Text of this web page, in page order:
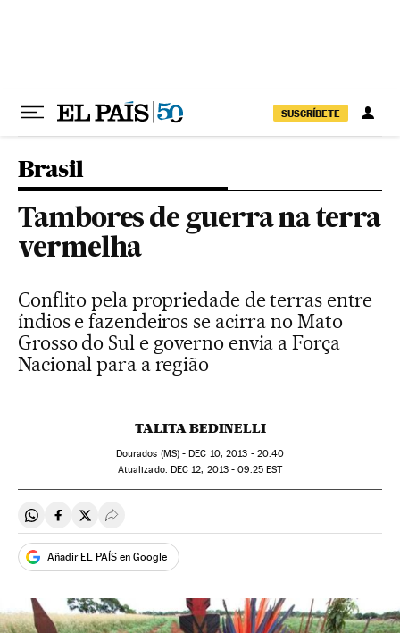
SUSCRÍBETE
Brasil
Tambores de guerra na terra
vermelha
Conflito pela propriedade de terras entre
índios e fazendeiros se acirra no Mato
Grosso do Sul e governo envia a Força
Nacional para a região
TALITA BEDINELLI
Dourados (MS) -DEC 10, 2013 - 20:40
atualizado: DEC 12, 2013 - 09:25EST
Compartir en Whatsapp
Compartir en Facebook
Compartir en Twitter
Desplegar Redes Sociales
Añadir EL PAÍS en Google